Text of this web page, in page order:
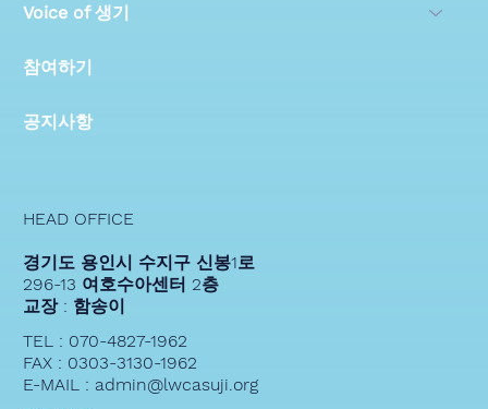
Voice of 생기
참여하기
공지사항
HEAD OFFICE
경기도 용인시 수지구 신봉1로
296-13 여호수아센터 2층
교장 : 함송이
TEL : 070-4827-1962
FAX : 0303-3130-1962
E-MAIL : admin@lwcasuji.org